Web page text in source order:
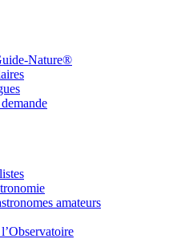
Nature®
amateurs